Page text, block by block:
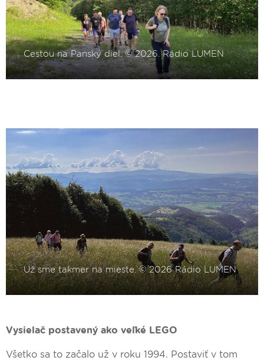
Vysielač postavený ako veľké LEGO
Všetko sa to začalo už v roku 1994. Postaviť v tom